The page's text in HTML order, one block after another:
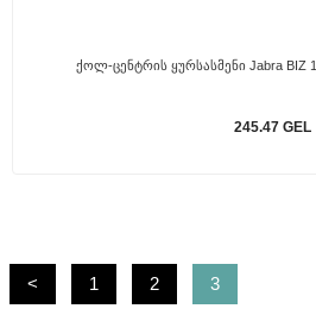
Ქოლ-Ცენტრის Ყურსასმენი Jabra BIZ
245.47 GEL
< 1 2 3